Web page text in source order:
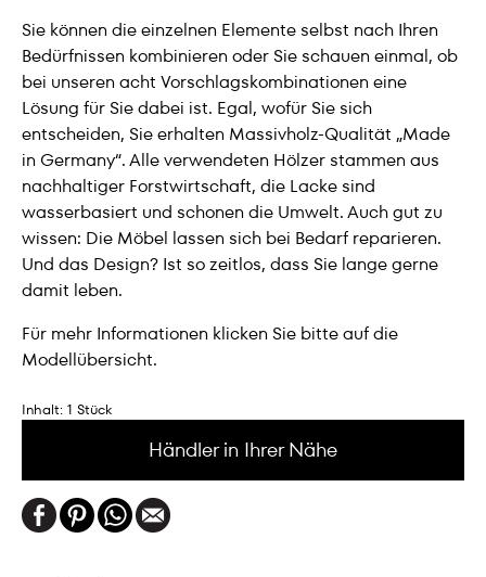
Sie können die einzelnen Elemente selbst nach Ihren
Bedürfnissen kombinieren oder Sie schauen einmal, ob
bei unseren acht Vorschlagskombinationen eine
Lösung für Sie dabei ist. Egal, wofür Sie sich
entscheiden, Sie erhalten Massivholz-Qualität „Made
in Germany“. Alle verwendeten Hölzer stammen aus
nachhaltiger Forstwirtschaft, die Lacke sind
wasserbasiert und schonen die Umwelt. Auch gut zu
wissen: Die Möbel lassen sich bei Bedarf reparieren.
Und das Design? Ist so zeitlos, dass Sie lange gerne
damit leben.
Für mehr Informationen klicken Sie bitte auf die
Modellübersicht.
Inhalt: 1 Stück
Händler in Ihrer Nähe